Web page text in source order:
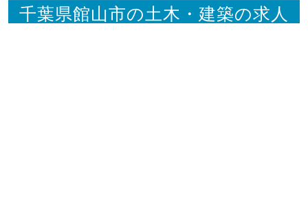
千葉県館山市の土木・建築の求人